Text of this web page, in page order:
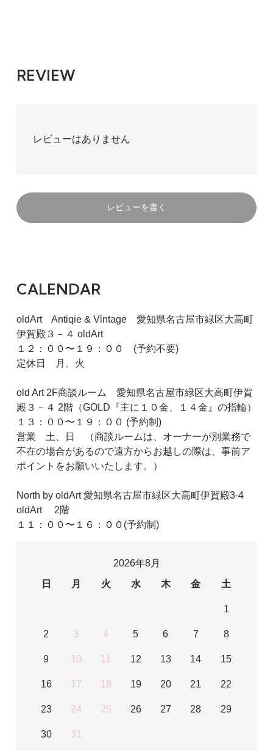
REVIEW
レビューはありません
レビューを書く
CALENDAR
oldArt Antiqie & Vintage 愛知県名古屋市緑区大高町
伊賀殿３－４ oldArt
１２：００〜１９：００ (予約不要)
定休日 月、火
old Art 2F商談ルーム 愛知県名古屋市緑区大高町伊賀
殿３－４ 2階（GOLD『主に１０金、１４金』の指輪）
１３：００〜１９：００ (予約制)
営業 土、日 （商談ルームは、オーナーが別業務で
不在の場合があるので遠方からお越しの際は、事前ア
ポイントをお願いいたします。）
North by oldArt 愛知県名古屋市緑区大高町伊賀殿3-4
oldArt 2階
１１：００〜１６：００(予約制)
2026年8月
日
月 火 水 木 金 土
1
2 3 4 5 6 7 8
9 10 11 12 13 14 15
16 17 18 19 20 21 22
23 24 25 26 27 28 29
30 31